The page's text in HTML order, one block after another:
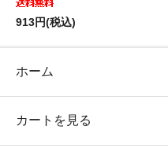
913円(税込)
ホーム
カートを見る